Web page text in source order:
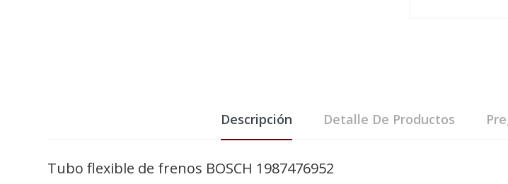
Descripción Detalle De Productos
Tubo flexible de frenos BOSCH 1987476952